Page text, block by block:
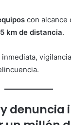
con alcance
km de distancia.
denuncia